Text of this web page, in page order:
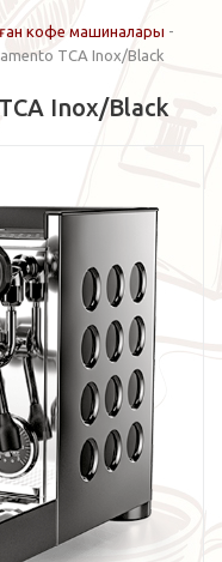
кофе машиналары -
TCA Inox/Black
Inox/Black